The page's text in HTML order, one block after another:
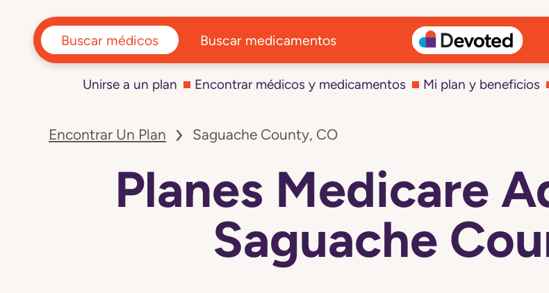
Buscar médicos Buscar medicamentos
Unirse a un plan Encontrar médicos y medicamentos Mi plan y beneficios
Encontrar Un Plan Saguache County, CO
Planes Medicare
Saguache